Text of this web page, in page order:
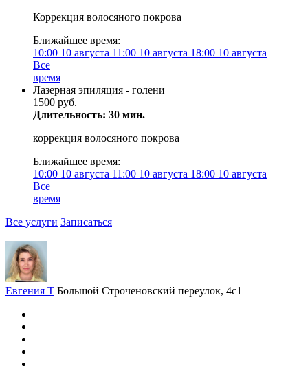
Коррекция волосяного покрова
Ближайшее время:
10:00 10 августа 11:00 10 августа 18:00 10 августа
Все
время
Лазерная эпиляция - голени
1500 руб.
Длительность: 30 мин.
коррекция волосяного покрова
Ближайшее время:
10:00 10 августа 11:00 10 августа 18:00 10 августа
Все
время
Все услуги Записаться
Евгения Т Большой Строченовский переулок, 4с1